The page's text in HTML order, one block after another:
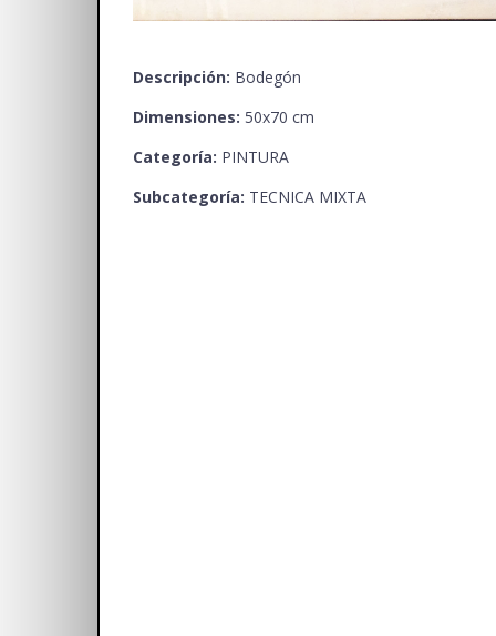
Descripción: Bodegón
Dimensiones: 50x70 cm
Categoría: PINTURA
Subcategoría: TECNICA MIXTA